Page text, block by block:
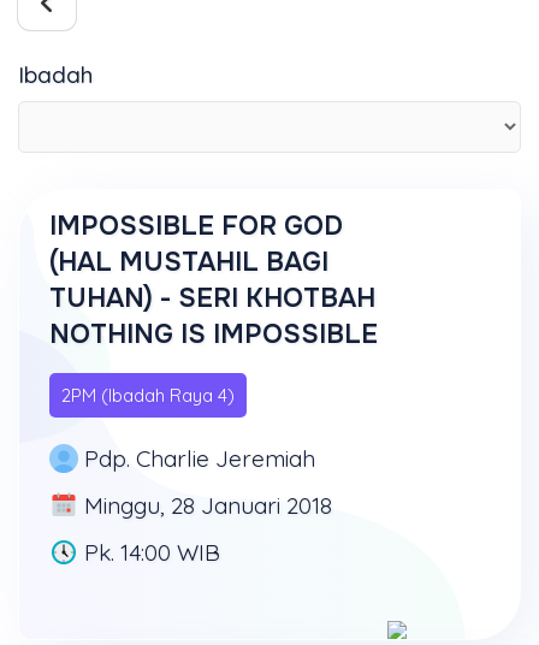
Ibadah
IMPOSSIBLE FOR GOD
(HAL MUSTAHIL BAGI
TUHAN) - SERI KHOTBAH
NOTHING IS IMPOSSIBLE
2PM (Ibadah Raya 4)
Pdp. Charlie Jeremiah
Minggu, 28 Januari 2018
Pk. 14:00 WIB